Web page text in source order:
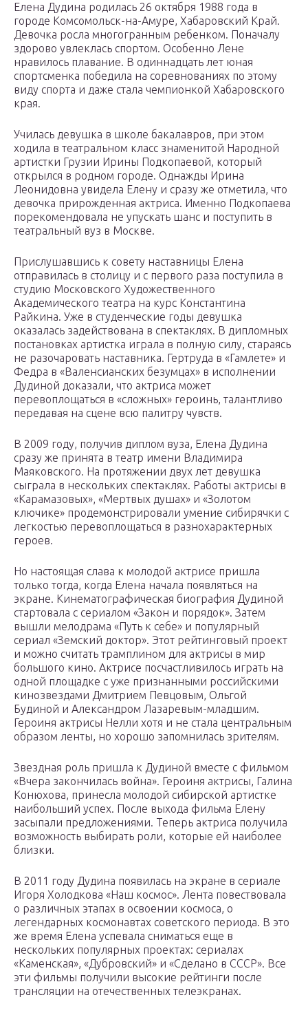
Елена Дудина родилась 26 октября 1988 года в
городе Комсомольск-на-Амуре, Хабаровский Край.
Девочка росла многогранным ребенком. Поначалу
здорово увлеклась спортом. Особенно Лене
нравилось плавание. В одиннадцать лет юная
спортсменка победила на соревнованиях по этому
виду спорта и даже стала чемпионкой Хабаровского
края.
Училась девушка в школе бакалавров, при этом
ходила в театральном класс знаменитой Народной
артистки Грузии Ирины Подкопаевой, который
открылся в родном городе. Однажды Ирина
Леонидовна увидела Елену и сразу же отметила, что
девочка прирожденная актриса. Именно Подкопаева
порекомендовала не упускать шанс и поступить в
театральный вуз в Москве.
Прислушавшись к совету наставницы Елена
отправилась в столицу и с первого раза поступила в
студию Московского Художественного
Академического театра на курс Константина
Райкина. Уже в студенческие годы девушка
оказалась задействована в спектаклях. В дипломных
постановках артистка играла в полную силу, стараясь
не разочаровать наставника. Гертруда в «Гамлете» и
Федра в «Валенсианских безумцах» в исполнении
Дудиной доказали, что актриса может
перевоплощаться в «сложных» героинь, талантливо
передавая на сцене всю палитру чувств.
В 2009 году, получив диплом вуза, Елена Дудина
сразу же принята в театр имени Владимира
Маяковского. На протяжении двух лет девушка
сыграла в нескольких спектаклях. Работы актрисы в
«Карамазовых», «Мертвых душах» и «Золотом
ключике» продемонстрировали умение сибирячки с
легкостью перевоплощаться в разнохарактерных
героев.
Но настоящая слава к молодой актрисе пришла
только тогда, когда Елена начала появляться на
экране. Кинематографическая биография Дудиной
стартовала с сериалом «Закон и порядок». Затем
вышли мелодрама «Путь к себе» и популярный
сериал «Земский доктор». Этот рейтинговый проект
и можно считать трамплином для актрисы в мир
большого кино. Актрисе посчастливилось играть на
одной площадке с уже признанными российскими
кинозвездами Дмитрием Певцовым, Ольгой
Будиной и Александром Лазаревым-младшим.
Героиня актрисы Нелли хотя и не стала центральным
образом ленты, но хорошо запомнилась зрителям.
Звездная роль пришла к Дудиной вместе с фильмом
«Вчера закончилась война». Героиня актрисы, Галина
Конюхова, принесла молодой сибирской артистке
наибольший успех. После выхода фильма Елену
засыпали предложениями. Теперь актриса получила
возможность выбирать роли, которые ей наиболее
близки.
В 2011 году Дудина появилась на экране в сериале
Игоря Холодкова «Наш космос». Лента повествовала
о различных этапах в освоении космоса, о
легендарных космонавтах советского периода. В это
же время Елена успевала сниматься еще в
нескольких популярных проектах: сериалах
«Каменская», «Дубровский» и «Сделано в СССР». Все
эти фильмы получили высокие рейтинги после
трансляции на отечественных телеэкранах.